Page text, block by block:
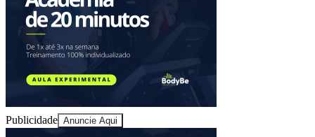
Publicidade Anuncie Aqui